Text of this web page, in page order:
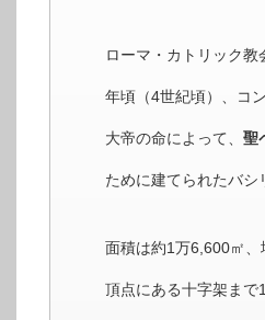
ローマ・カトリック
年頃（4世紀頃）、コ
大帝の命によって、 聖
ために建てられたバシ
面積は約1万6,600㎡、
頂点にある十字架まで